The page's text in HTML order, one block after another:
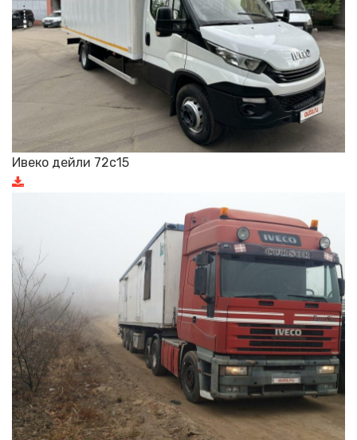
Ивеко дейли 72с15